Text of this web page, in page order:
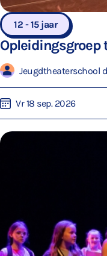
12 - 15 jaar
Opleidingsgroep
Vr 18 sep. 2026